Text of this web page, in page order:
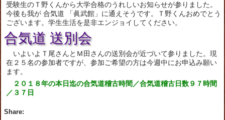
受験生のＴ野くんから大学合格のうれしいお知らせが参りました。
今後も我が 合気道 「眞武館」に通えそうです。Ｔ野くんおめでとう
ございます。学生生活を是非エンジョイしてください。
合気道 送別会
いよいよＴ尾さんとＭ田さんの送別会が近づいて参りました。現
在２５名の参加者ですが、参加ご希望の方は今週中にお申込み願い
ます。
２０１８年の本日迄の合気道稽古時間／合気道稽古日数９７時間
／３７日
Share: